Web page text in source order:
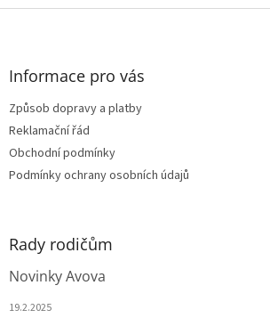
a
v
Z
Informace pro vás
Způsob dopravy a platby
Reklamační řád
Obchodní podmínky
Podmínky ochrany osobních údajů
Rady rodičům
Novinky Avova
19.2.2025